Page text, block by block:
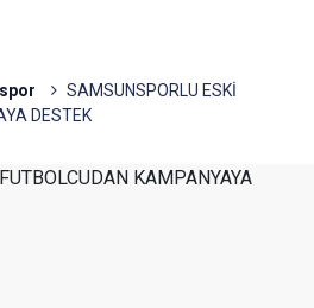
SAMSUNSPORLU ESKİ
DESTEK